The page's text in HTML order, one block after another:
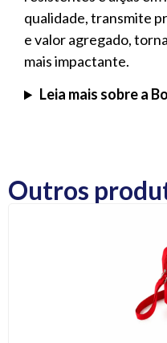
qualidade, transmite
e valor agregado,
mais impactante.
Leia mais sobre a
Outros